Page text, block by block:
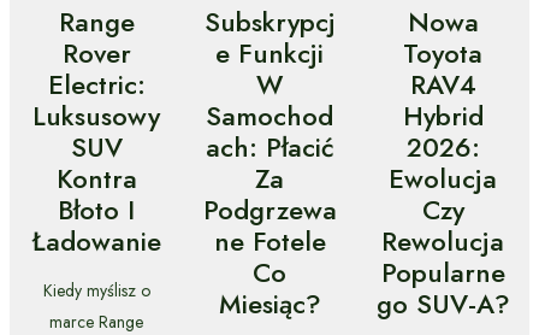
Range
Rover
Electric:
Luksusowy
SUV
Kontra
Błoto I
Ładowanie
Kiedy myślisz o
marce Range
Subskrypcj
E Funkcji
W
Samochod
Ach: Płacić
Za
Podgrzewa
Ne Fotele
Co
Miesiąc?
Nowa
Toyota
RAV4
Hybrid
2026:
Ewolucja
Czy
Rewolucja
Popularne
Go SUV-A?